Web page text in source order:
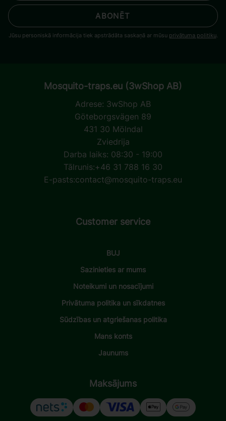
ABONĒT
Jūsu personiskā informācija tiek apstrādāta saskaņā ar mūsu privātuma politiku.
Mosquito-traps.eu (3wShop AB)
Adrese: 3wShop AB
Göteborgsvägen 89
431 30 Mölndal
Zviedrija
Darba laiks: 08:30 - 19:00
Tālrunis:+46 31 788 16 30
E-pasts:contact@mosquito-traps.eu
Customer service
BUJ
Sazinieties ar mums
Noteikumi un nosacījumi
Privātuma politika un sīkdatnes
Sūdzības un atgriešanas politika
Mans konts
Jaunums
Maksājums